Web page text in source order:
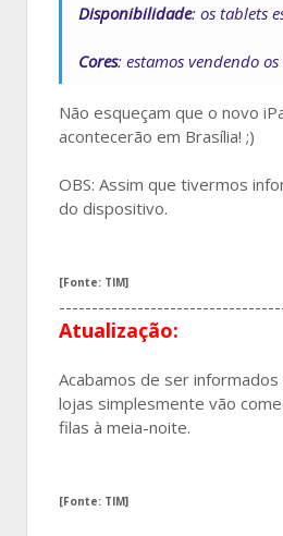
Disponibilidade: os tablets
Cores: estamos vendendo
Não esqueçam que o novo
acontecerão em Brasília! ;)
OBS: Assim que tivermos
do dispositivo.
[Fonte: TIM]
Atualização:
Acabamos de ser
lojas simplesmente vão
filas à meia-noite.
[Fonte: TIM]